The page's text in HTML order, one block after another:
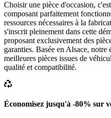
Choisir une pièce d'occasion,
composant parfaitement
ressources nécessaires à la
s'inscrit pleinement dans cette
proposant exclusivement des
garanties. Basée en Alsace,
meilleures pièces issues de
qualité et compatibilité.
Économisez jusqu'à -80% sur